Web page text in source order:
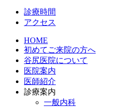
診療時間
アクセス
HOME
初めてご来院の方へ
谷尻医院について
医院案内
医師紹介
診療案内
一般内科